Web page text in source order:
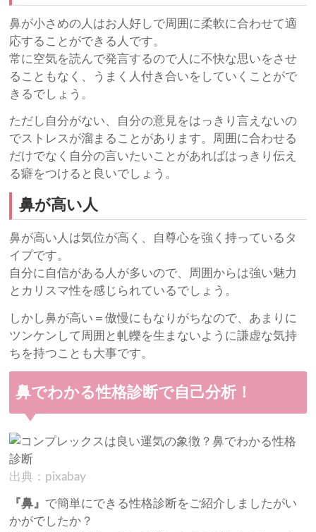
鼻が小さめの人はお人好しで周囲に柔軟に合わせて適
応することができる人です。
常に空気を読んで発言するので人に不快な思いをさせ
ることもなく、うまく人付き合いをしていくことがで
きるでしょう。
ただし自分がない、自分の意見をはっきり言えないの
でストレスが溜まることがあります。周囲に合わせる
だけでなく自分の言いたいことがあればはっきり伝え
る癖をつけると良いでしょう。
鼻が高い人
鼻が高い人は気位が高く、自尊心を強く持っているタ
イプです。
自分に自信がある人が多いので、周囲からは強い魅力
とカリスマ性を感じられているでしょう。
しかし鼻が高い＝傲慢にもなりがちなので、あまりに
ツンケンして周囲と軋轢を生まないように謙虚な気持
ちを持つことも大事です。
鼻でわかる性格診断で自己分析！
出典：pixabay
『鼻』 で簡単にできる性格診断をご紹介しましたがい
かがでしたか？